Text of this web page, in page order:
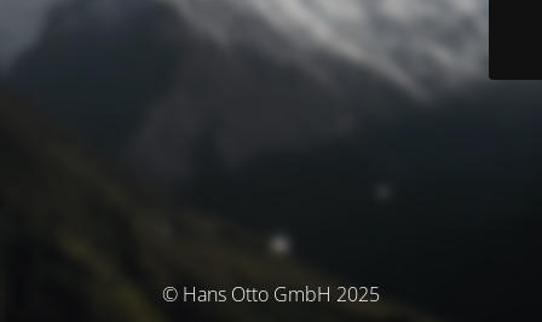
© Hans Otto GmbH 2025